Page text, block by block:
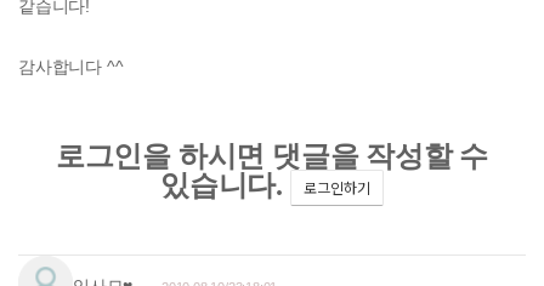
같습니다!
감사합니다 ^^